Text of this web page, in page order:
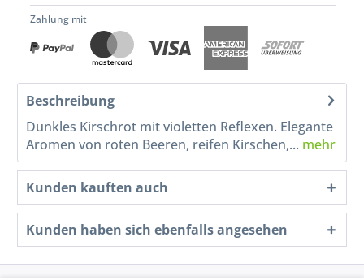
Zahlung mit
Beschreibung
Dunkles Kirschrot mit violetten Reflexen. Elegante
Aromen von roten Beeren, reifen Kirschen,... mehr
Kunden kauften auch
Kunden haben sich ebenfalls angesehen